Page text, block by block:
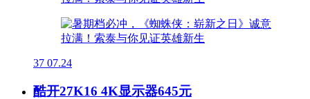
37 07.24
酷开27K16 4K显示器645元